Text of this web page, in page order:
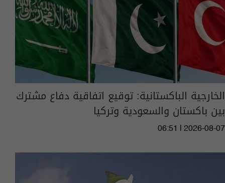
الخارجية الباكستانية: توقيع اتفاقية دفاع مشترك
بين باكستان والسعودية وتركيا
06:51 | 2026-08-07